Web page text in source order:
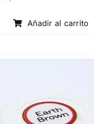
original
era:
actual
es:
Añadir al carrito